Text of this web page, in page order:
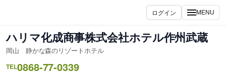
ス
キ
ッ
ログイン MENU
ハリマ化成商事株式会社ホテル作州武蔵
岡山 静かな森のリゾートホテル
TEL0868-77-0339